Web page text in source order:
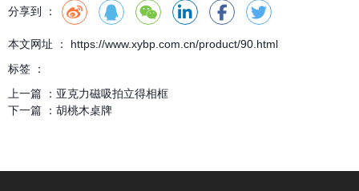
分享到 ：
本文网址 ： https://www.xybp.com.cn/product/90.html
标签 ：
上一篇 ： 亚克力磁吸拍立得相框
下一篇 ： 胡桃木桌牌